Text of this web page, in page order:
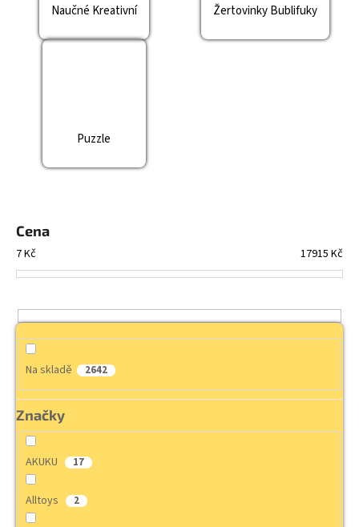
Naučné Kreativní Žertovinky Bublifuky
Puzzle
Cena
7Kč 17915 Kč
Na skladě 2642
Značky
AKUKU 17
Alltoys 2